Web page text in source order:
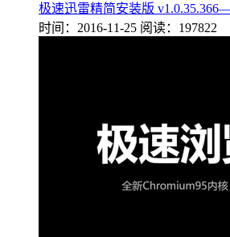
极速迅雷精简安装版
时间：2016-11-25 阅读：197822